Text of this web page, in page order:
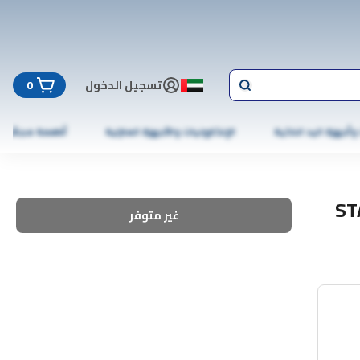
تسجيل الدخول 0
اليد الذكية الإلكترونيات والأجهزة المنزلية أطعمة مجمّدة
غير متوفر